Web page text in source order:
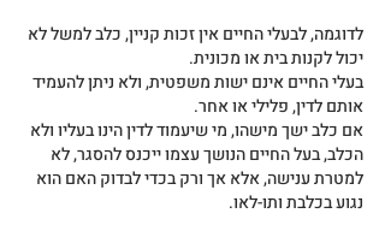
לדוגמה, לבעלי החיים אין זכות קניין, כלב למשל לא
יכול לקנות בית או מכונית.
בעלי החיים אינם ישות משפטית, ולא ניתן להעמיד
אותם לדין, פלילי או אחר.
אם כלב ישך מישהו, מי שיעמוד לדין הינו בעליו ולא
הכלב, בעל החיים הנושך עצמו ייכנס להסגר, לא
למטרת ענישה, אלא אך ורק בכדי לבדוק האם הוא
נגוע בכלבת ותו-לאו.